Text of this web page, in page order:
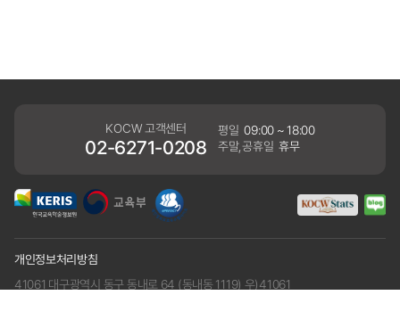
KOCW 고객센터
02-6271-0208
평일 09:00 ~ 18:00
주말,공휴일 휴무
개인정보처리방침
41061 대구광역시 동구 동내로 64 (동내동 1119) 우)41061